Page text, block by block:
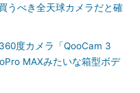
べき全天球カメラだと確
度カメラ「QooCam 3
MAXみたいな箱型ボデ